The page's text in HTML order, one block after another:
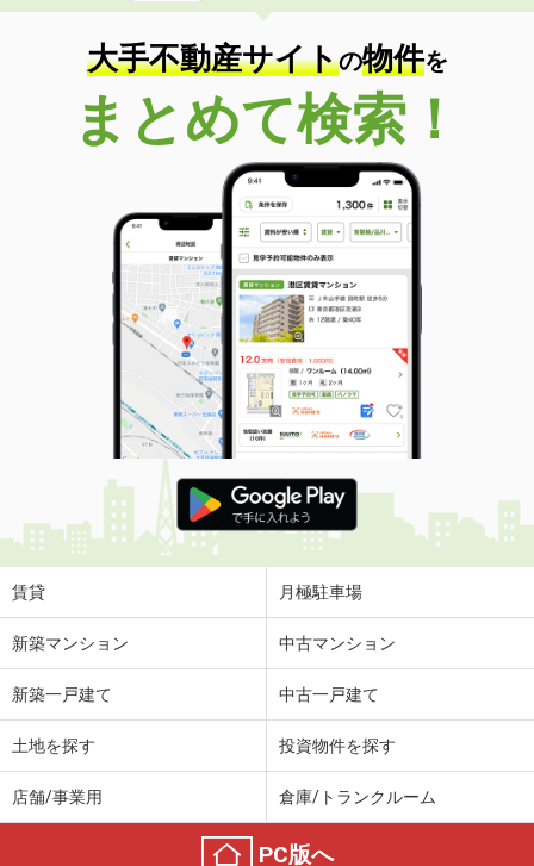
大手不動産サイトの物件を
まとめて検索！
賃貸 月極駐車場
新築マンション 中古マンション
新築一戸建て 中古一戸建て
土地を探す 投資物件を探す
店舗/事業用 倉庫/トランクルーム
PC版へ